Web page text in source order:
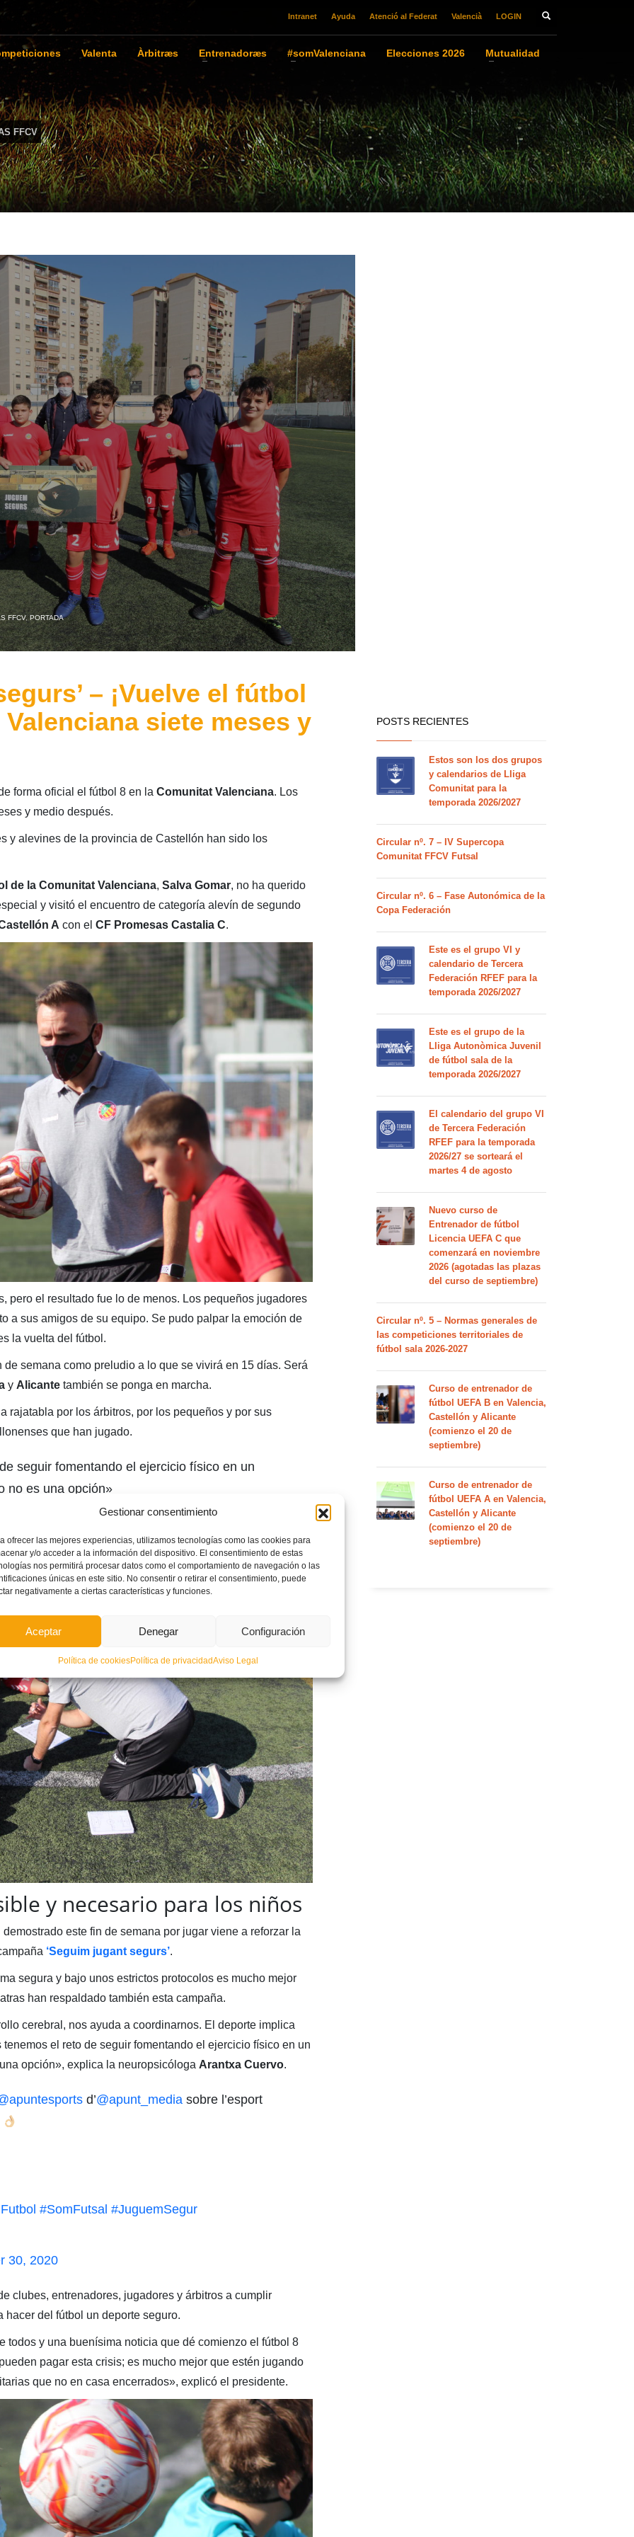
Gestionar consentimiento
ofrecer las mejores experiencias, utilizamos tecnologías como las cookies para
y/o acceder a la información del dispositivo. El consentimiento de estas
nos permitirá procesar datos como el comportamiento de navegación o las
únicas en este sitio. No consentir o retirar el consentimiento, puede
negativamente a ciertas características y funciones.
Aceptar Denegar Configuración
Política de cookiesPolítica de privacidadAviso Legal
Intranet Ayuda Atenció al Federat Valencià LOGIN
Valenta Àrbitræs Entrenadoræs #somValenciana Elecciones 2026 Mutualidad
FFCV
FFCV,PORTADA
– ¡Vuelve el fútbol
siete meses y
forma oficial el fútbol 8 en la Comunitat Valenciana. Los
y medio después.
y alevines de la provincia de Castellón han sido los
de la Comunitat Valenciana, Salva Gomar, no ha querido
y visitó el encuentro de categoría alevín de segundo
A con el CF Promesas Castalia C.
pero el resultado fue lo de menos. Los pequeños jugadores
a sus amigos de su equipo. Se pudo palpar la emoción de
la vuelta del fútbol.
semana como preludio a lo que se vivirá en 15 días. Será
y Alicantetambién se ponga en marcha.
rajatabla por los árbitros, por los pequeños y por sus
que han jugado.
seguir fomentando el ejercicio físico en un
no es una opción»
y necesario para los niños
este fin de semana por jugar viene a reforzar la
‘Seguim jugant segurs’.
segura y bajo unos estrictos protocolos es mucho mejor
han respaldado también esta campaña.
cerebral, nos ayuda a coordinarnos. El deporte implica
el reto de seguir fomentando el ejercicio físico en un
opción», explica la neuropsicóloga Arantxa Cuervo.
d’@apunt_mediasobre l’esport
#SomFutsal #JuguemSegur
30, 2020
clubes, entrenadores, jugadores y árbitros a cumplir
del fútbol un deporte seguro.
todos y una buenísima noticia que dé comienzo el fútbol 8
pagar esta crisis; es mucho mejor que estén jugando
que no en casa encerrados», explicó el presidente.
POSTS RECIENTES
Estos son los dos grupos
y calendarios de Lliga
Comunitat para la
temporada 2026/2027
Circular nº. 7 – IV Supercopa
Comunitat FFCV Futsal
Circular nº. 6 – Fase Autonómica de la
Copa Federación
Este es el grupo VI y
calendario de Tercera
Federación RFEF para la
temporada 2026/2027
Este es el grupo de la
Lliga Autonòmica Juvenil
de fútbol sala de la
temporada 2026/2027
El calendario del grupo VI
de Tercera Federación
RFEF para la temporada
2026/27 se sorteará el
martes 4 de agosto
Nuevo curso de
Entrenador de fútbol
Licencia UEFA C que
comenzará en noviembre
2026 (agotadas las plazas
del curso de septiembre)
Circular nº. 5 – Normas generales de
las competiciones territoriales de
fútbol sala 2026-2027
Curso de entrenador de
fútbol UEFA B en Valencia,
Castellón y Alicante
(comienzo el 20 de
septiembre)
Curso de entrenador de
fútbol UEFA A en Valencia,
Castellón y Alicante
(comienzo el 20 de
septiembre)